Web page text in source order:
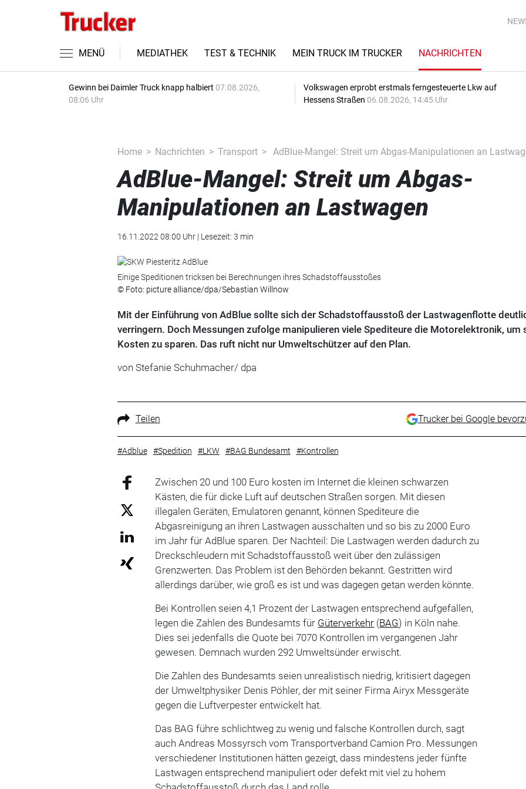
MENÜ MEDIATHEK TEST & TECHNIK MEIN TRUCK IM TRUCKER NACHRICHTEN
Gewinn bei Daimler Truck knapp halbiert 07.08.2026,
08:06 Uhr
Volkswagen erprobt erstmals ferngesteuerte Lkw auf
Hessens Straßen 06.08.2026, 14:45 Uhr
Home Nachrichten Transport AdBlue-Mangel: Streit um Abgas-Manipulationen an
AdBlue-Mangel: Streit um Abgas-
Manipulationen an Lastwagen
16.11.2022 08:00 Uhr | Lesezeit: 3 min
Einige Speditionen tricksen bei Berechnungen ihres Schadstoffausstoßes
© Foto: picture alliance/dpa/Sebastian Willnow
Mit der Einführung von AdBlue sollte sich der Schadstoffausstoß der Lastwagenflotte
verringern. Doch Messungen zufolge manipulieren viele Spediteure die Motorelektronik, um
Kosten zu sparen. Das ruft nicht nur Umweltschützer auf den Plan.
von Stefanie Schuhmacher/ dpa
Teilen Trucker bei Google
#Adblue #Spedition #LKW #BAG Bundesamt #Kontrollen
Zwischen 20 und 100 Euro kosten im Internet die kleinen schwarzen
Kästen, die für dicke Luft auf deutschen Straßen sorgen. Mit diesen
illegalen Geräten, Emulatoren genannt, können Spediteure die
Abgasreinigung an ihren Lastwagen ausschalten und so bis zu 2000 Euro
im Jahr für AdBlue sparen. Der Nachteil: Die Lastwagen werden dadurch zu
Dreckschleudern mit Schadstoffausstoß weit über den zulässigen
Grenzwerten. Das Problem ist den Behörden bekannt. Gestritten wird
allerdings darüber, wie groß es ist und was dagegen getan werden könnte.
Bei Kontrollen seien 4,1 Prozent der Lastwagen entsprechend aufgefallen,
legen die Zahlen des Bundesamts für Güterverkehr (BAG) in Köln nahe.
Dies sei jedenfalls die Quote bei 7070 Kontrollen im vergangenen Jahr
gewesen. Demnach wurden 292 Umweltsünder erwischt.
Die Zahlen des Bundesamts seien unrealistisch niedrig, kritisiert dagegen
der Umweltphysiker Denis Pöhler, der mit seiner Firma Airyx Messgeräte
gegen die Luftverpester entwickelt hat.
Das BAG führe schlichtweg zu wenig und falsche Kontrollen durch, sagt
auch Andreas Mossyrsch vom Transportverband Camion Pro. Messungen
verschiedener Institutionen hätten gezeigt, dass mindestens jeder fünfte
Lastwagen entsprechend manipuliert oder defekt mit viel zu hohem